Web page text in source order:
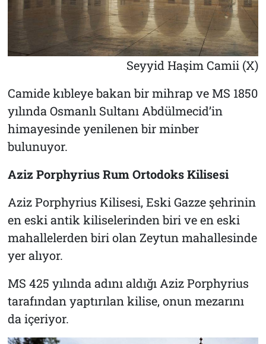
Seyyid Haşim Camii (X)
Camide kıbleye bakan bir mihrap ve MS 1850
yılında Osmanlı Sultanı Abdülmecid’in
himayesinde yenilenen bir minber
bulunuyor.
Aziz Porphyrius Rum Ortodoks Kilisesi
Aziz Porphyrius Kilisesi, Eski Gazze şehrinin
en eski antik kiliselerinden biri ve en eski
mahallelerden biri olan Zeytun mahallesinde
yer alıyor.
MS 425 yılında adını aldığı Aziz Porphyrius
tarafından yaptırılan kilise, onun mezarını
da içeriyor.